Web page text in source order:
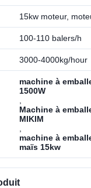
15kw moteur,
100-110 balers/h
3000-4000kg/hour
machine à
1500W
Machine à
MIKIM
machine à
maïs 15kw